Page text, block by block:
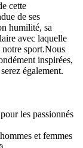
cette
de ses
humilité, sa
avec laquelle
notre sport.Nous
inspirées,
également.
les passionnés
et femmes